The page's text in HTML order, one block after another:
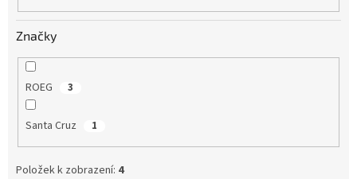
Značky
ROEG 3
Santa Cruz 1
Položek k zobrazení: 4